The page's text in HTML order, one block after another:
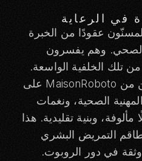
في الرعاية
عقودًا من الخبرة
الصحي. وهم يفسرون
تلك الخلفية الواسعة.
تعتمد أزياء رعاية المسنّين من MaisonRoboto على
الصحية، ونغمات
وبنية تقليدية. هذا
طاقم التمريض البشري
في دور الروبوت.